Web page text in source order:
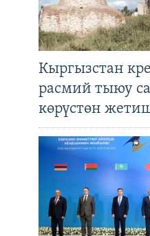
Кыргызстан
расмий тыюу
көрүстөн